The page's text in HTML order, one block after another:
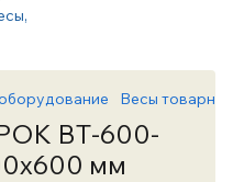
Весы товарные
ВТ-600-
мм